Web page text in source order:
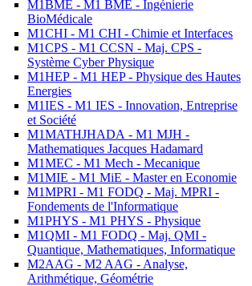
M1BME - M1 BME - Ingénierie
BioMédicale
M1CHI - M1 CHI - Chimie et Interfaces
M1CPS - M1 CCSN - Maj. CPS -
Système Cyber Physique
M1HEP - M1 HEP - Physique des Hautes
Energies
M1IES - M1 IES - Innovation, Entreprise
et Société
M1MATHJHADA - M1 MJH -
Mathematiques Jacques Hadamard
M1MEC - M1 Mech - Mecanique
M1MIE - M1 MiE - Master en Economie
M1MPRI - M1 FODQ - Maj. MPRI -
Fondements de l'Informatique
M1PHYS - M1 PHYS - Physique
M1QMI - M1 FODQ - Maj. QMI -
Quantique, Mathematiques, Informatique
M2AAG - M2 AAG - Analyse,
Arithmétique, Géométrie